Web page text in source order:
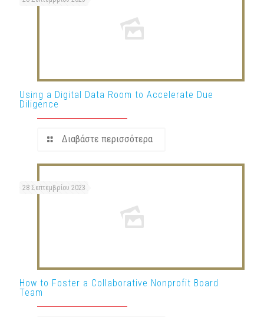
Using a Digital Data Room to Accelerate Due
Diligence
Διαβάστε περισσότερα
28 Σεπτεμβρίου 2023
How to Foster a Collaborative Nonprofit Board
Team